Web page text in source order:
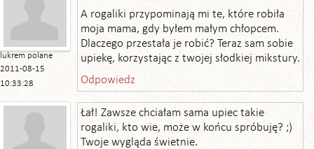
lukrem polane
2011-08-15
10:33:28
A rogaliki przypominają mi te, które robiła
moja mama, gdy byłem małym chłopcem.
Dlaczego przestała je robić? Teraz sam sobie
upiekę, korzystając z twojej słodkiej mikstury.
Odpowiedz
Łał! Zawsze chciałam sama upiec takie
rogaliki, kto wie, może w końcu spróbuję? ;)
Twoje wygląda świetnie.